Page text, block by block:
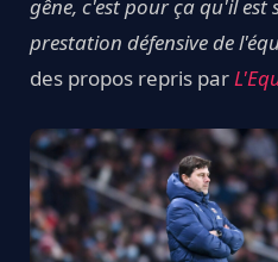
gêne, c'est pour ça qu'il est
prestation défensive de
des propos repris par